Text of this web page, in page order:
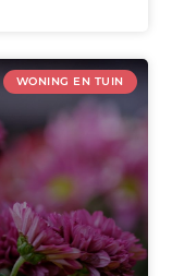
WONING EN TUIN